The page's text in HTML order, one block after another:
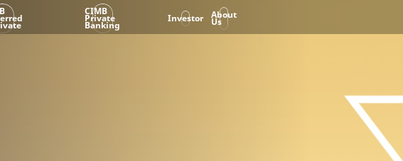
CIMB
Private
Banking
Investor About
Us